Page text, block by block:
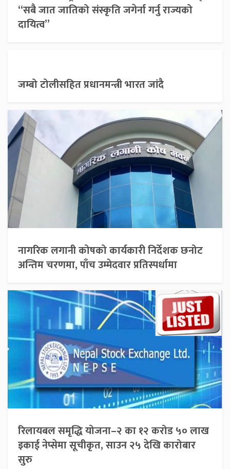
“सबै जात जातिको संस्कृति जगेर्ना गर्नु राज्यको
दायित्व”
जम्बो टोलीसहित प्रधानमन्त्री भारत जांदै
नागरिक लगानी कोषको कार्यकारी निर्देशक छनोट
अन्तिम चरणमा, पाँच उम्मेदवार प्रतिस्पर्धामा
रिलायबल समृद्धि योजना–२ का १२ करोड ५० लाख
इकाई नेप्सेमा सूचीकृत, साउन २५ देखि कारोबार
सुरु